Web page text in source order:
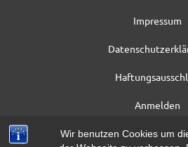
Wir benutzen Cookies um
Impressum
Anmelden
Registrieren